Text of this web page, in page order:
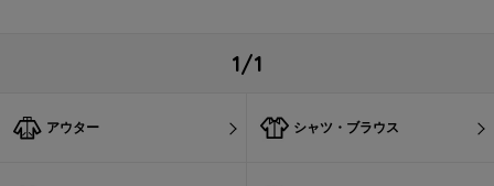
1/1
アウター シャツ・ブラウス